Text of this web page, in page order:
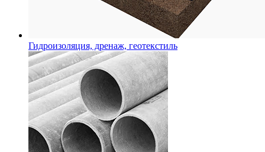
Гидроизоляция, дренаж, геотекстиль